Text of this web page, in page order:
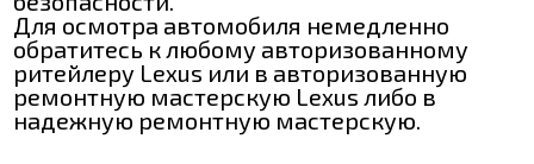
Для осмотра автомобиля немедленно
обратитесь к любому авторизованному
ритейлеру Lexus или в авторизованную
ремонтную мастерскую Lexus либо в
надежную ремонтную мастерскую.